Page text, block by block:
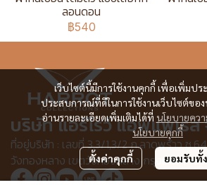
ลอนดอน
฿540
เว็บไซต์นี้มีการใช้งานคุกกี้ เพื่อเพิ่มป
ประสบการณ์ที่ดีในการใช้งานเว็บไซต์ขอ
อ่านรายละเอียดเพิ่มเติมได้ที่ นโยบายคว
นโยบายคุกกี้
ตั้งค่าคุกกี้ ยอมรับทั้
บริษัท แอร์โรว์ แอพแพเร
ที่อยู่บริษัท : เลขที่ 3,3/1,3/2 ก.ลาดพร้าว ซ
วังทองหลาง เขตวังทองหลาง กรุงเทพฯ